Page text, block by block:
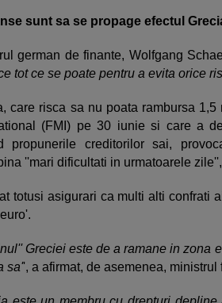
sunt sa se propage efectul
german de finante, Wolfgang
tot ce se poate pentru a evita orice
care risca sa nu poata rambursa
(FMI) pe 30 iunie si care a
propunerile creditorilor sai,
''mari dificultati in urmatoarele
totusi asigurari ca multi alti confrati
Greciei este de a ramane in zona
sa'', a afirmat, de asemenea,